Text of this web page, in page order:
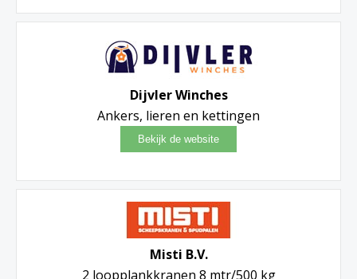
Dijvler Winches
Ankers, lieren en kettingen
Misti B.V.
2 loopplankkranen 8 mtr/500 kg